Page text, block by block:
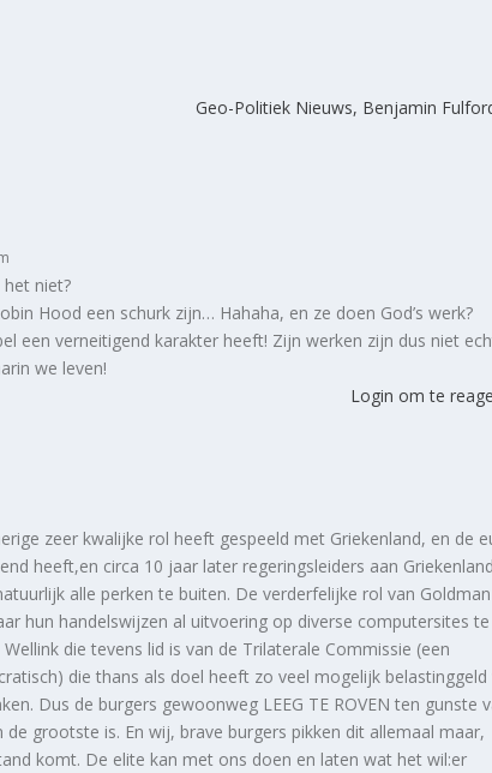
Geo-Politiek Nieuws, Benjamin
niet?
Hood een schurk zijn… Hahaha, en ze doen God’s werk?
een verneitigend karakter heeft! Zijn werken zijn dus niet
we leven!
Login om te
zeer kwalijke rol heeft gespeeld met Griekenland, en de
heeft,en circa 10 jaar later regeringsleiders aan
alle perken te buiten. De verderfelijke rol van Goldman
hun handelswijzen al uitvoering op diverse computersites te
die tevens lid is van de Trilaterale Commissie (een
die thans als doel heeft zo veel mogelijk belastinggeld
Dus de burgers gewoonweg LEEG TE ROVEN ten gunste
grootste is. En wij, brave burgers pikken dit allemaal maar,
komt. De elite kan met ons doen en laten wat het wil:er